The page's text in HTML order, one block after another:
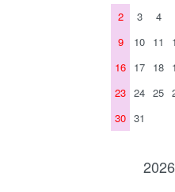
2
3 4
9
10 11
16 17 18
23 24 25
30 31